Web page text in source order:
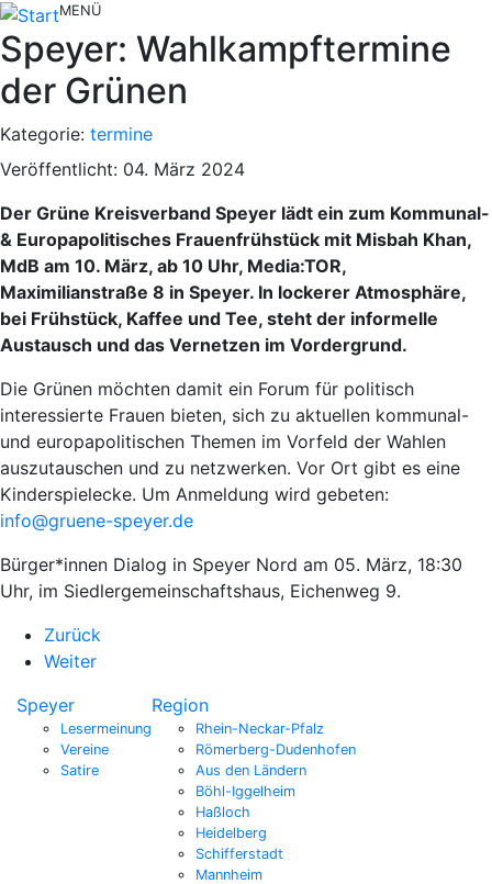
MENÜ
Speyer: Wahlkampftermine
der Grünen
Kategorie: termine
Veröffentlicht: 04. März 2024
Der Grüne Kreisverband Speyer lädt ein zum Kommunal-
& Europapolitisches Frauenfrühstück mit Misbah Khan,
MdB am 10. März, ab 10 Uhr, Media:TOR,
Maximilianstraße 8 in Speyer. In lockerer Atmosphäre,
bei Frühstück, Kaffee und Tee, steht der informelle
Austausch und das Vernetzen im Vordergrund.
Die Grünen möchten damit ein Forum für politisch
interessierte Frauen bieten, sich zu aktuellen kommunal-
und europapolitischen Themen im Vorfeld der Wahlen
auszutauschen und zu netzwerken. Vor Ort gibt es eine
Kinderspielecke. Um Anmeldung wird gebeten:
info@gruene-speyer.de
Bürger*innen Dialog in Speyer Nord am 05. März, 18:30
Uhr, im Siedlergemeinschaftshaus, Eichenweg 9.
Zurück
Weiter
Speyer
Lesermeinung
Vereine
Satire
Region
Rhein-Neckar-Pfalz
Römerberg-Dudenhofen
Aus den Ländern
Böhl-Iggelheim
Haßloch
Heidelberg
Schifferstadt
Mannheim